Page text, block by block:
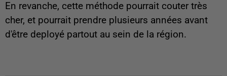
En revanche, cette méthode pourrait couter très
cher, et pourrait prendre plusieurs années avant
d'être deployé partout au sein de la région.